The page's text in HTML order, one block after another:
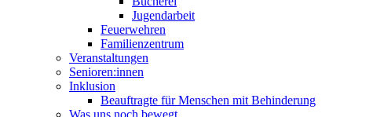
Jugendarbeit
Feuerwehren
Familienzentrum
Veranstaltungen
Senioren:innen
Inklusion
Beauftragte für Menschen mit Behinderung
Was uns noch bewegt